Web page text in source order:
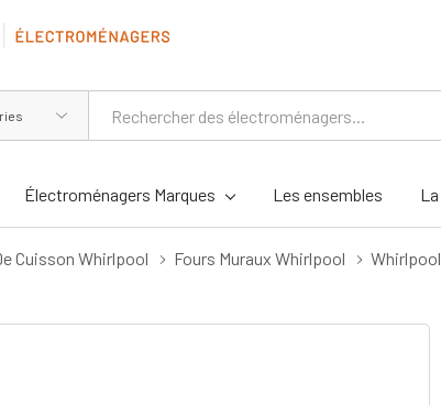
Électroménagers Marques Les ensembles
Cuisson Whirlpool Fours Muraux Whirlpool